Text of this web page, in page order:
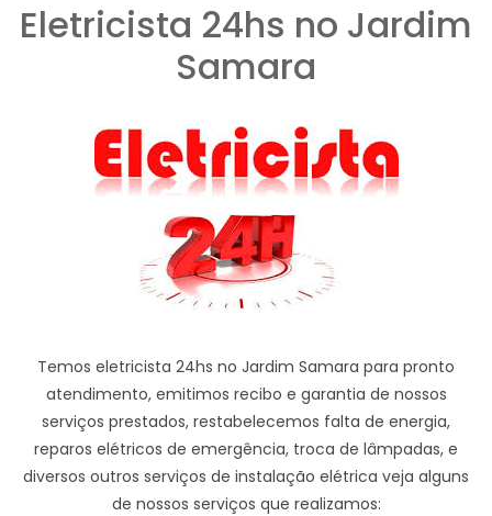
Eletricista 24hs no Jardim
Samara
Temos eletricista 24hs no Jardim Samara para pronto
atendimento, emitimos recibo e garantia de nossos
serviços prestados, restabelecemos falta de energia,
reparos elétricos de emergência, troca de lâmpadas, e
diversos outros serviços de instalação elétrica veja alguns
de nossos serviços que realizamos: